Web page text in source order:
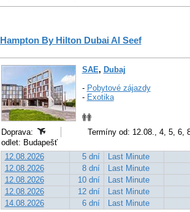
Hampton By Hilton Dubai Al Seef
SAE, Dubaj
- Pobytové zájazdy
- Exotika
Doprava:
Termíny od: 12.08., 4, 5, 6,
odlet: Budapešť
12.08.2026
5 dní
Last Minute
12.08.2026
8 dní
Last Minute
12.08.2026
10 dní
Last Minute
12.08.2026
12 dní
Last Minute
14.08.2026
6 dní Last Minute